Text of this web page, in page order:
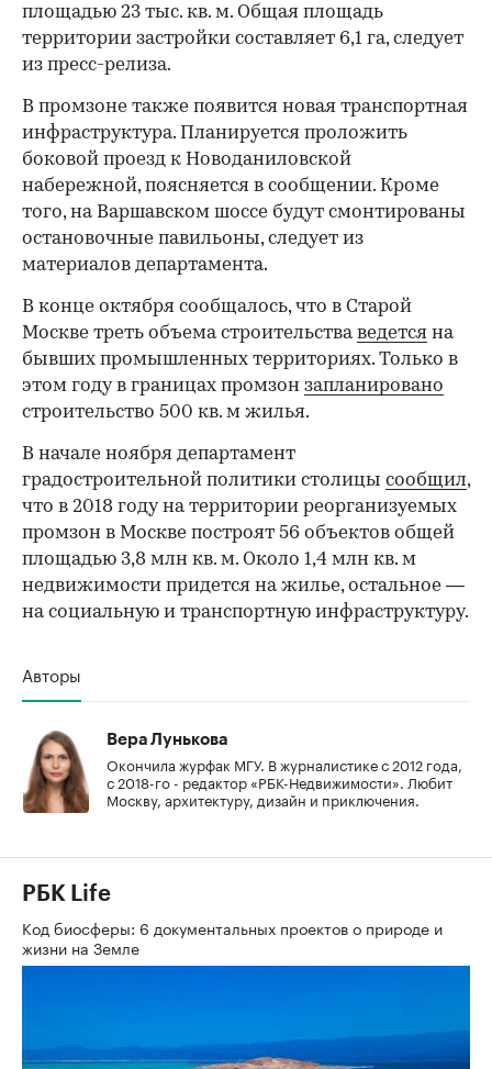
площадью 23 тыс. кв. м. Общая площадь
территории застройки составляет 6,1 га, следует
из пресс-релиза.
В промзоне также появится новая транспортная
инфраструктура. Планируется проложить
боковой проезд к Новоданиловской
набережной, поясняется в сообщении. Кроме
того, на Варшавском шоссе будут смонтированы
остановочные павильоны, следует из
материалов департамента.
В конце октября сообщалось, что в Старой
Москве треть объема строительстваведется на
бывших промышленных территориях. Только в
этом году в границах промзон запланировано
строительство 500 кв. м жилья.
В начале ноября департамент
градостроительной политики столицы сообщил,
что в 2018 году на территории реорганизуемых
промзон в Москве построят 56 объектов общей
площадью 3,8 млн кв. м. Около 1,4 млн кв. м
недвижимости придется на жилье, остальное —
на социальную и транспортную инфраструктуру.
Авторы
Вера Лунькова
Окончила журфак МГУ. В журналистике с 2012 года,
с 2018-го - редактор «РБК-Недвижимости». Любит
Москву, архитектуру, дизайн и приключения.
РБК Life
Код биосферы: 6 документальных проектов о природе и
жизни на Земле